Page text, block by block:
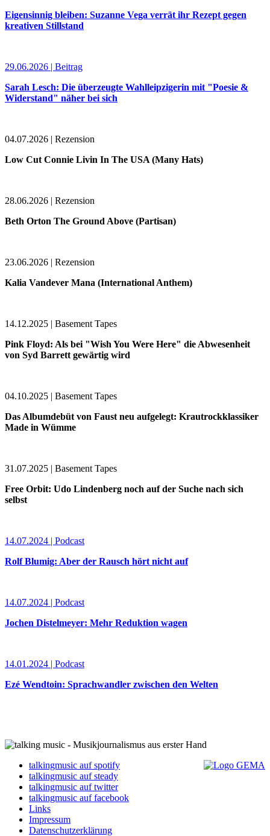
Eigensinnig bleiben: Suzanne Vega verrät ihr Rezept gegen
kreativen Stillstand
29.06.2026 | Beitrag
Sarah Lesch: Die überzeugte Wahlleipzigerin mit "Poesie &
Widerstand" näher bei sich
04.07.2026 | Rezension
Low Cut Connie Livin In The USA (Many Hats)
28.06.2026 | Rezension
Beth Orton The Ground Above (Partisan)
23.06.2026 | Rezension
Kalia Vandever Mana (International Anthem)
14.12.2025 | Basement Tapes
Pink Floyd: Als bei "Wish You Were Here" die Abwesenheit
von Syd Barrett gewärtig wird
04.10.2025 | Basement Tapes
Das Albumdebüt von Faust neu aufgelegt: Krautrockklassiker
Made in Wümme
31.07.2025 | Basement Tapes
Free Orbit: Udo Lindenberg noch auf der Suche nach sich
selbst
14.07.2024 | Podcast
Rolf Blumig: Aber der Rausch hört nicht auf
14.07.2024 | Podcast
Jochen Distelmeyer: Mehr Reduktion wagen
14.01.2024 | Podcast
Ezé Wendtoin: Sprachwandler zwischen den Welten
talkingmusic auf spotify
talkingmusic auf steady
talkingmusic auf twitter
talkingmusic auf facebook
Links
Impressum
Datenschutzerklärung